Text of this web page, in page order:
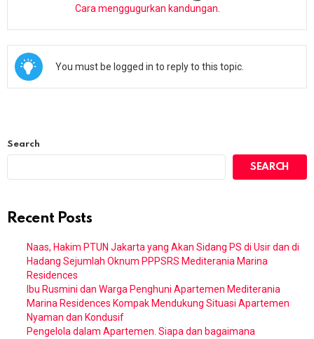
Cara menggugurkan kandungan.
You must be logged in to reply to this topic.
Search
SEARCH
Recent Posts
Naas, Hakim PTUN Jakarta yang Akan Sidang PS di Usir dan di
Hadang Sejumlah Oknum PPPSRS Mediterania Marina
Residences
Ibu Rusmini dan Warga Penghuni Apartemen Mediterania
Marina Residences Kompak Mendukung Situasi Apartemen
Nyaman dan Kondusif
Pengelola dalam Apartemen. Siapa dan bagaimana